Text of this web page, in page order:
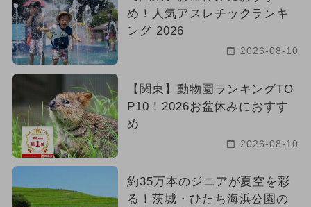
め！人気アスレチックランキ
ング 2026
2026-08-10
【関東】動物園ランキングTO
P10！2026お盆休みにおすす
め
2026-08-10
約35万本のジニアが夏空を彩
る！茨城・ひたち海浜公園の